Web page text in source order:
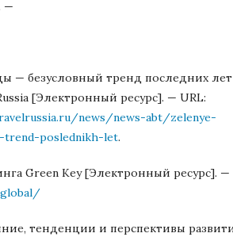
—
— безусловный тренд последних
[Электронный ресурс]. — URL:
news/news-abt/zelenye-
trend-poslednikh-let.
Green Key [Электронный ресурс]. —
тенденции и перспективы